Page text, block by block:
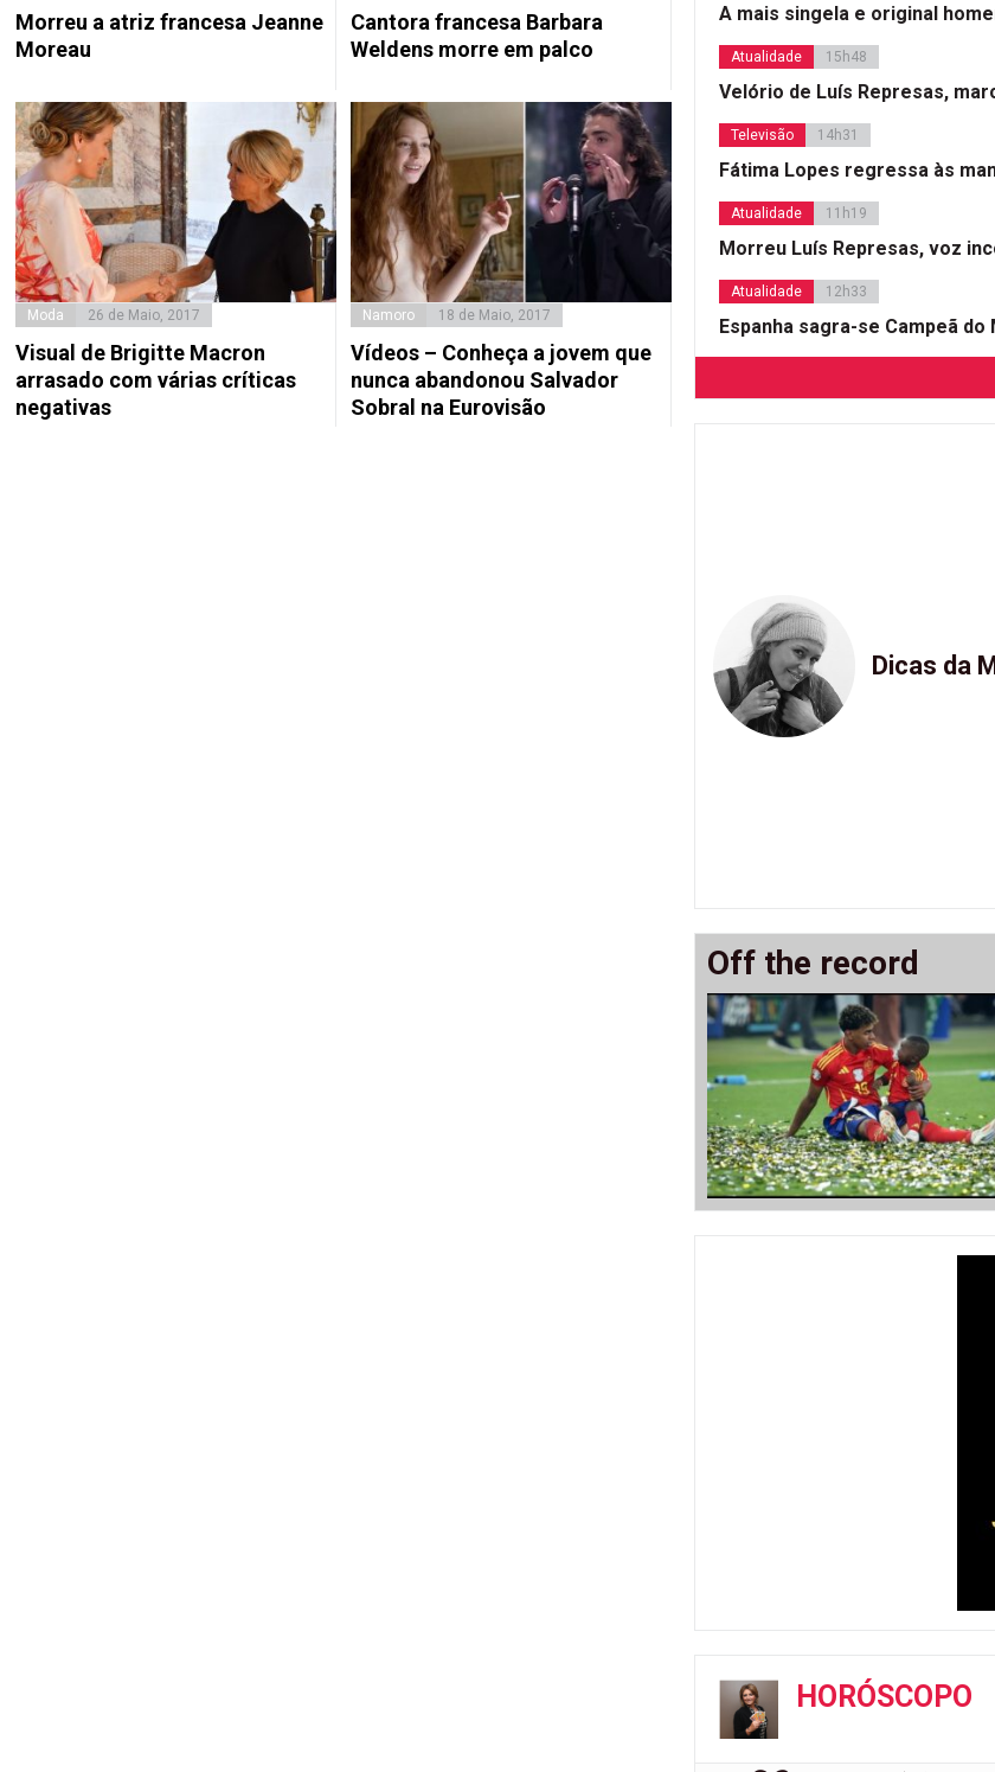
Morreu a atriz francesa Jeanne
Moreau
Cantora francesa Barbara
Weldens morre em palco
Moda 26 de Maio, 2017
Visual de Brigitte Macron
arrasado com várias críticas
negativas
Namoro 18 de Maio, 2017
Vídeos – Conheça a jovem que
nunca abandonou Salvador
Sobral na Eurovisão
A mais singela e original
Atualidade 15h48
Velório de Luís Represas,
Televisão 14h31
Fátima Lopes regressa às
Atualidade 11h19
Morreu Luís Represas, voz
Atualidade 12h33
Espanha sagra-se Campeã
Dicas da
Off the record
HORÓSCOPO